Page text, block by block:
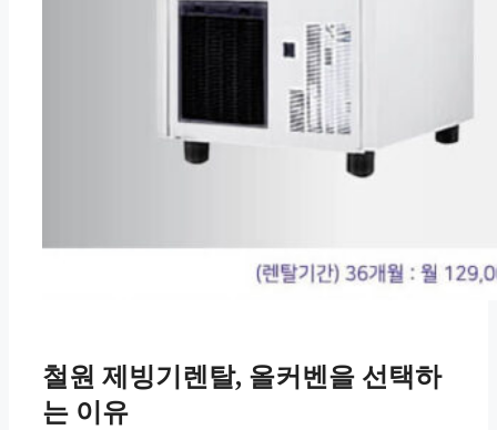
철원 제빙기렌탈, 올커벤을 선택하
는 이유